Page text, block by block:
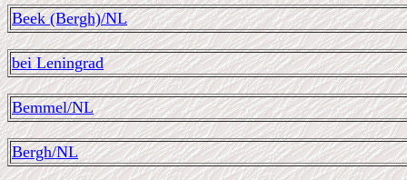
Beek (Bergh)/NL
bei Leningrad
Bemmel/NL
Bergh/NL